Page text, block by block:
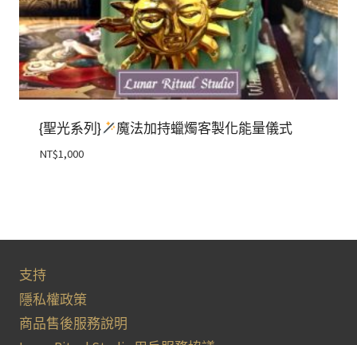
{聖光系列} 魔法加持蠟燭客製化能量儀式
NT$1,000
支持
隱私權政策
商品售後服務說明